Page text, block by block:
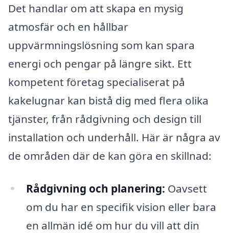
Det handlar om att skapa en mysig
atmosfär och en hållbar
uppvärmningslösning som kan spara
energi och pengar på längre sikt. Ett
kompetent företag specialiserat på
kakelugnar kan bistå dig med flera olika
tjänster, från rådgivning och design till
installation och underhåll. Här är några av
de områden där de kan göra en skillnad:
Rådgivning och planering: Oavsett
om du har en specifik vision eller bara
en allmän idé om hur du vill att din